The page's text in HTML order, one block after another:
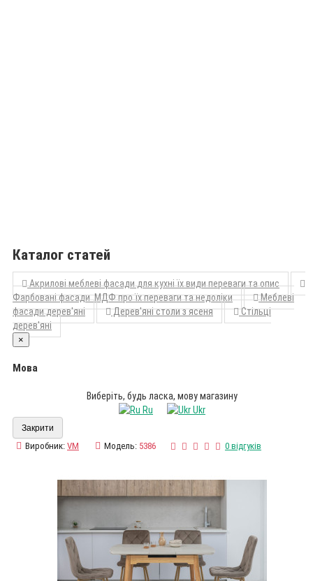
Каталог статей
Акрилові меблеві фасади для кухні їх види переваги та опис
Фарбовані фасади МДФ про їх переваги та недоліки
Меблеві
фасади дерев'яні
Дерев'яні столи з ясеня
Стільці
дерев'яні
×
Мова
Виберіть, будь ласка, мову магазину
Ru
Ukr
Закрити
Виробник: VM Модель: 5386 0 відгуків